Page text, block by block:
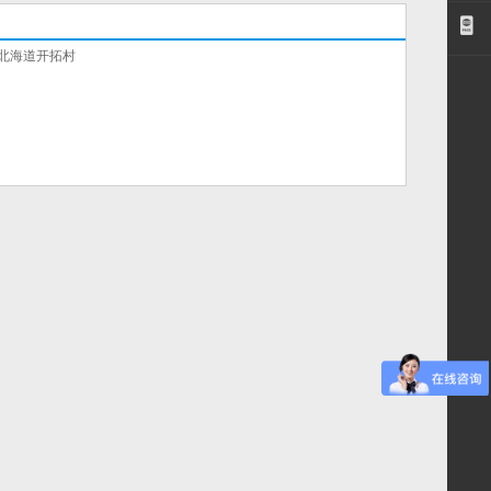
海道开拓村